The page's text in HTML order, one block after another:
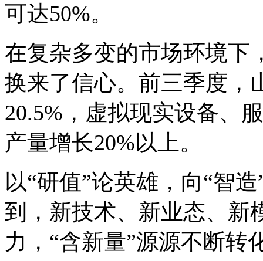
可达50%。
在复杂多变的市场环境下
换来了信心。前三季度，
20.5%，虚拟现实设备、
产量增长20%以上。
以“研值”论英雄，向“智
到，新技术、新业态、新
力，“含新量”源源不断转